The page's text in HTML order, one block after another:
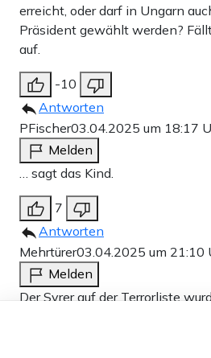
erreicht, oder darf in Ungarn
Präsident gewählt werden?
auf.
-10
Antworten
PFischer03.04.2025 um 18:17
Melden
… sagt das Kind.
7
Antworten
Mehrtürer03.04.2025 um 21:10
Melden
Der Syrer auf der Terrorliste